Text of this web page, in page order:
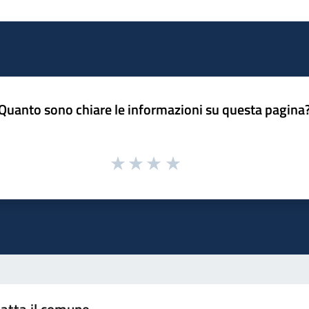
sono chiare le informazioni su questa